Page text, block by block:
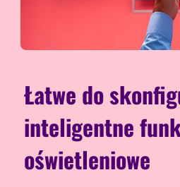
Łatwe do
inteligentne
oświetleniowe